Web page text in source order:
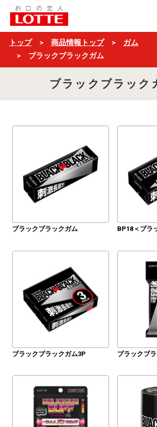
$ブ
ラ
ン
名
一
覧
トップ 商品情報トップ
ガム
ブラックブラックガム
ブラックブラック
ブラックブラックガム BP18＜ブラ
ブラックブラックガム3P ブラックブ